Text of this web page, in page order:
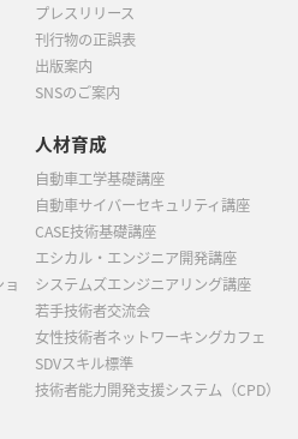
プレスリリース
刊行物の正誤表
出版案内
SNSのご案内
人材育成
自動車工学基礎講座
自動車サイバーセキュリティ講座
CASE技術基礎講座
エシカル・エンジニア開発講座
システムズエンジニアリング講座
若手技術者交流会
女性技術者ネットワーキングカフェ
SDVスキル標準
技術者能力開発支援システム（CPD）